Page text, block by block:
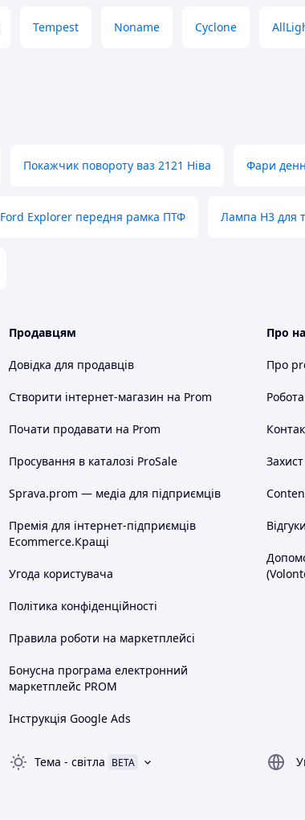
Tempest Noname Cyclone
Покажчик повороту ваз 2121 Ніва Фари
Ford Explorer передня рамка ПТФ Лампа H3 для
Продавцям
Довідка для продавців
Створити інтернет-магазин на Prom
Почати продавати на Prom
Просування в каталозі ProSale
Sprava.prom — медіа для підприємців
Премія для інтернет-підприємців
Ecommerce.Кращі
Угода користувача
Політика конфіденційності
Правила роботи на маркетплейсі
Бонусна програма електронний
маркетплейс PROM
Інструкція Google Ads
Про
Про
Тема - світла BETA